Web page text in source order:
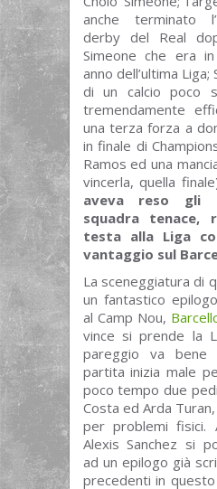
anche terminato
derby del Real
Simeone che era
anno dell’ultima
di un calcio poco
tremendamente
una terza forza a
in finale di
Ramos ed una
vincerla, quella
aveva reso gli
squadra tenace,
testa alla Liga
vantaggio sul
La sceneggiatura di
un fantastico
al Camp Nou,
vince si prende la
pareggio va bene
partita inizia male
poco tempo due
Costa ed Arda
per problemi fisici.
Alexis Sanchez si
ad un epilogo già
precedenti in